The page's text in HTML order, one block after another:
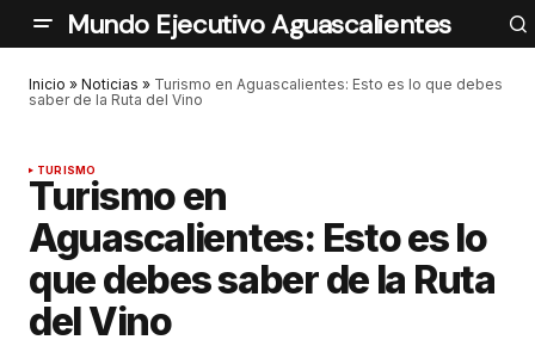
Mundo Ejecutivo Aguascalientes
Inicio » Noticias » Turismo en Aguascalientes: Esto es lo que debes
saber de la Ruta del Vino
TURISMO
Turismo en
Aguascalientes: Esto es lo
que debes saber de la Ruta
del Vino